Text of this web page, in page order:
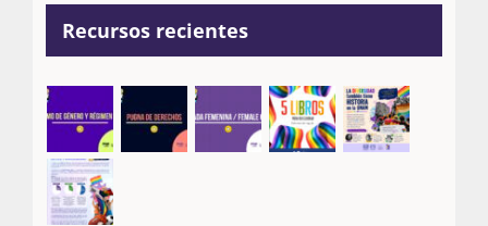
Recursos recientes